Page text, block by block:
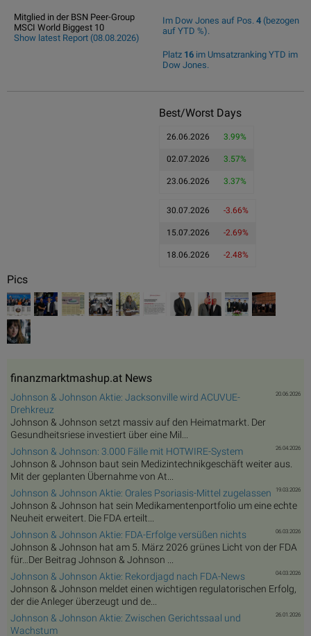
Mitglied in der BSN Peer-Group
MSCI World Biggest 10
Show latest Report (08.08.2026)
Im Dow Jones auf Pos. 4 (bezogen
auf YTD %).
Platz 16 im Umsatzranking YTD im
Dow Jones.
Best/Worst Days
26.06.2026 3.99%
02.07.2026 3.57%
23.06.2026 3.37%
30.07.2026 -3.66%
15.07.2026 -2.69%
18.06.2026 -2.48%
Pics
finanzmarktmashup.at News
20.06.2026
Johnson & Johnson Aktie: Jacksonville wird ACUVUE-
Drehkreuz
Johnson & Johnson setzt massiv auf den Heimatmarkt. Der
Gesundheitsriese investiert über eine Mil...
26.04.2026
Johnson & Johnson: 3.000 Fälle mit HOTWIRE-System
Johnson & Johnson baut sein Medizintechnikgeschäft weiter aus.
Mit der geplanten Übernahme von At...
19.03.2026
Johnson & Johnson Aktie: Orales Psoriasis-Mittel zugelassen
Johnson & Johnson hat sein Medikamentenportfolio um eine echte
Neuheit erweitert. Die FDA erteilt...
06.03.2026
Johnson & Johnson Aktie: FDA-Erfolge versüßen nichts
Johnson & Johnson hat am 5. März 2026 grünes Licht von der FDA
für…Der Beitrag Johnson & Johnson ...
04.03.2026
Johnson & Johnson Aktie: Rekordjagd nach FDA-News
Johnson & Johnson meldet einen wichtigen regulatorischen Erfolg,
der die Anleger überzeugt und de...
26.01.2026
Johnson & Johnson Aktie: Zwischen Gerichtssaal und
Wachstum